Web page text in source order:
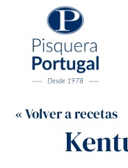
« Volver a recetas